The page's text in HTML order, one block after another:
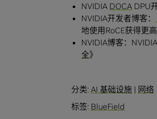
NVIDIA DOCA DPU
NVIDIA开发者博客：
地使用RoCE获得更
NVIDIA博客：
全》
分类: AI 基础设施 | 网络
标签: BlueField